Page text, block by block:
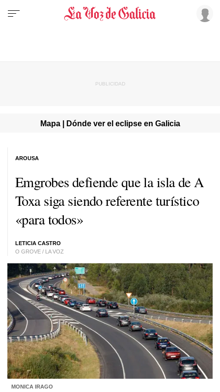
Mapa | Dónde ver el eclipse en Galicia
Emgrobes defiende que la isla de A
Toxa siga siendo referente turístico
«para todos»
LETICIA CASTRO
O GROVE / LA VOZ
AROUSA
MONICA IRAGO